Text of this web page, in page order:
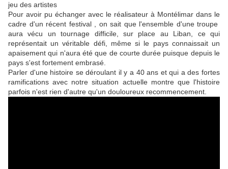
jeu des artistes
Pour avoir pu échanger avec le réalisateur à Montélimar dans le
cadre d'un récent festival , on sait que l'ensemble d'une troupe
aura vécu un tournage difficile, sur place au Liban, ce qui
représentait un véritable défi, même si le pays connaissait un
apaisement qui n'aura été que de courte durée puisque depuis le
pays s'est fortement embrasé.
Parler d'une histoire se déroulant il y a 40 ans et qui a des fortes
ramifications avec notre situation actuelle montre que l'histoire
parfois n'est rien d'autre qu'un douloureux recommencement.